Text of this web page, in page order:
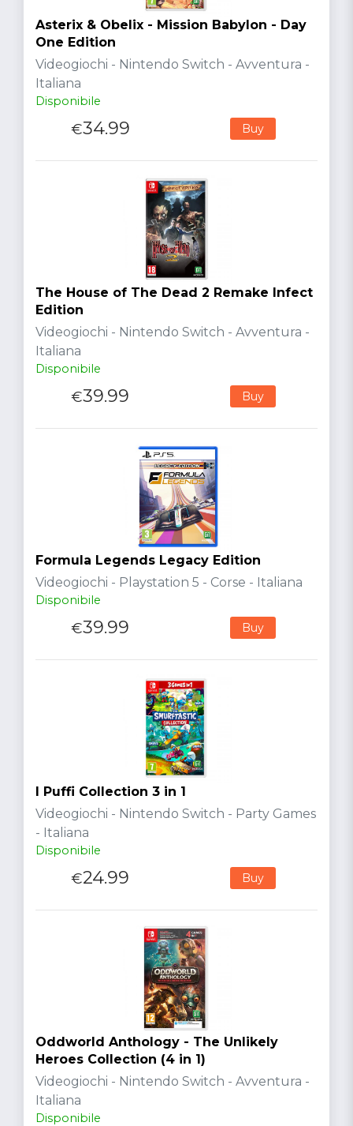
Asterix & Obelix - Mission Babylon - Day
One Edition
Videogiochi - Nintendo Switch - Avventura -
Italiana
Disponibile
€34.99 Buy
The House of The Dead 2 Remake Infect
Edition
Videogiochi - Nintendo Switch - Avventura -
Italiana
Disponibile
€39.99 Buy
Formula Legends Legacy Edition
Videogiochi - Playstation 5 - Corse - Italiana
Disponibile
€39.99 Buy
I Puffi Collection 3 in 1
Videogiochi - Nintendo Switch - Party Games
- Italiana
Disponibile
€24.99 Buy
Oddworld Anthology - The Unlikely
Heroes Collection (4 in 1)
Videogiochi - Nintendo Switch - Avventura -
Italiana
Disponibile